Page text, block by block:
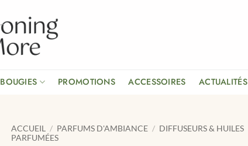
BOUGIES PROMOTIONS ACCESSOIRES ACTUALITÉS
ACCUEIL / PARFUMS D'AMBIANCE / DIFFUSEURS & HUILES
PARFUMÉES